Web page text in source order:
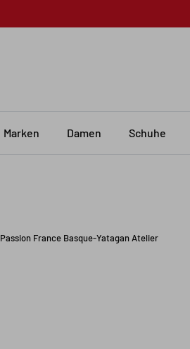
Marken Damen Schuhe
Passion France Basque-Yatagan Atelier